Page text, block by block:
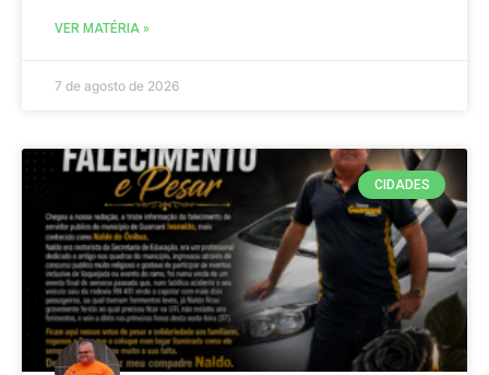
VER MATÉRIA »
7 de agosto de 2026
CIDADES